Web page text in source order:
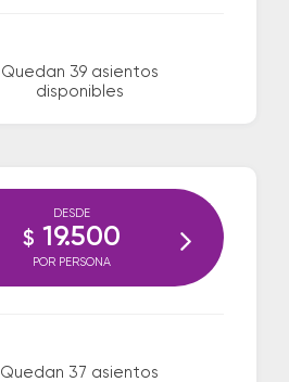
Quedan 39 asientos
disponibles
Quedan 37 asientos
DESDE
$ 19.500
POR PERSONA